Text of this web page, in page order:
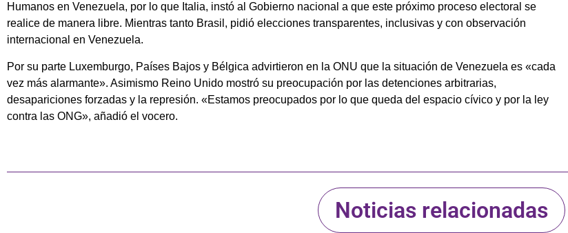
Humanos en Venezuela, por lo que Italia, instó al Gobierno nacional a que este próximo proceso electoral se
realice de manera libre. Mientras tanto Brasil, pidió elecciones transparentes, inclusivas y con observación
internacional en Venezuela.
Por su parte Luxemburgo, Países Bajos y Bélgica advirtieron en la ONU que la situación de Venezuela es «cada
vez más alarmante». Asimismo Reino Unido mostró su preocupación por las detenciones arbitrarias,
desapariciones forzadas y la represión. «Estamos preocupados por lo que queda del espacio cívico y por la ley
contra las ONG», añadió el vocero.
Noticias relacionadas